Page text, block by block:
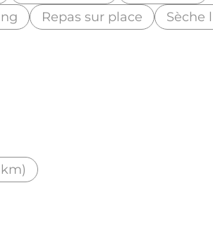
Repas sur place
Sèche